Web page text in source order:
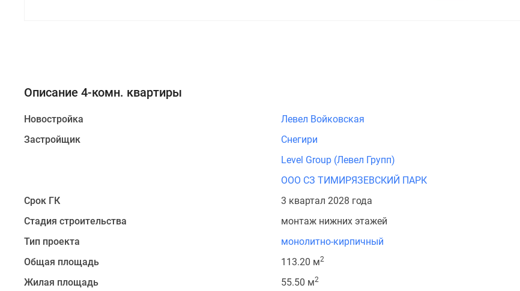
Описание 4-комн. квартиры
Новостройка
Левел Войковская
Застройщик
Снегири
Level Group (Левел Групп)
ООО СЗ ТИМИРЯЗЕВСКИЙ ПАРК
Срок ГК
3 квартал 2028 года
Стадия строительства
монтаж нижних этажей
Тип проекта
монолитно-кирпичный
Общая площадь
113.20 м2
Жилая площадь 55.50 м2